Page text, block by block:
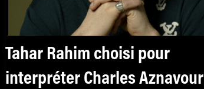
Tahar Rahim choisi pour
interpréter Charles Aznavour